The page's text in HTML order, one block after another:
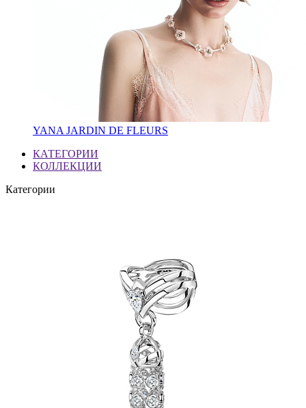
YANA JARDIN DE FLEURS
КАТЕГОРИИ
КОЛЛЕКЦИИ
Категории